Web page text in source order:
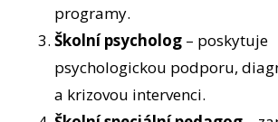
programy.
Školní psycholog – poskytuje
psychologickou podporu,
a krizovou intervenci.